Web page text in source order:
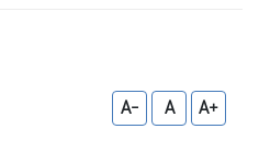
A- A A+